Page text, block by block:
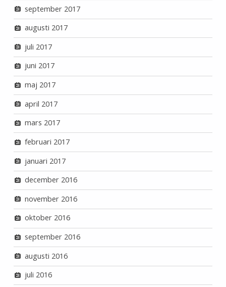
september 2017
augusti 2017
juli 2017
juni 2017
maj 2017
april 2017
mars 2017
februari 2017
januari 2017
december 2016
november 2016
oktober 2016
september 2016
augusti 2016
juli 2016